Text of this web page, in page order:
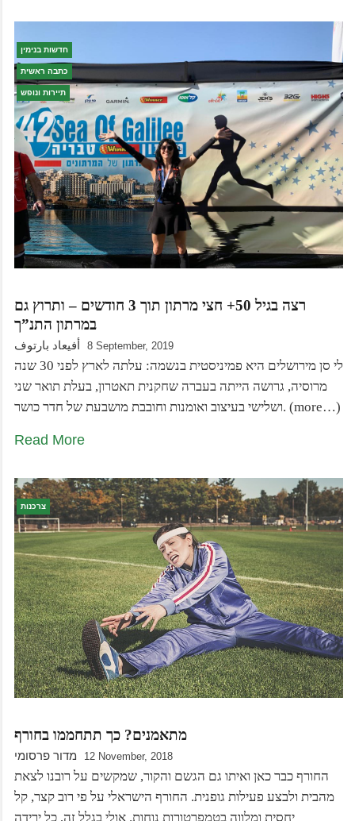
חדשות בנימין
כתבה ראשית
תיירות ונופש
רצה בגיל 50+ חצי מרתון תוך 3 חודשים – ותרוץ גם
במרתון התנ”ך
أفيعاد بارتوف 8 September, 2019
לי סן מירושלים היא פמיניסטית בנשמה: עלתה לארץ לפני 30 שנה
מרוסיה, גרושה הייתה בעברה שחקנית תאטרון, בעלת תואר שני
ושלישי בעיצוב ואומנות וחובבת מושבעת של חדר כושר. (more…)
Read More
צרכנות
מתאמנים? כך תתחממו בחורף
מדור פרסומי 12 November, 2018
החורף כבר כאן ואיתו גם הגשם והקור, שמקשים על רובנו לצאת
מהבית ולבצע פעילות גופנית. החורף הישראלי על פי רוב קצר, קל
יחסית ומלווה בטמפרטורות נוחות. אולי בגלל זה, כל ירידה